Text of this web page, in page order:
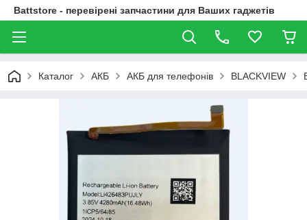
Battstore - перевірені запчастини для Ваших гаджетів
Каталог АКБ АКБ для телефонів BLACKVIEW